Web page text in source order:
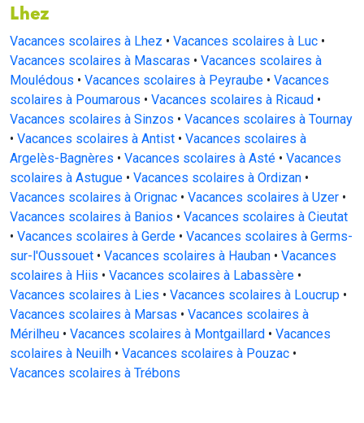
Lhez
Vacances scolaires à Lhez • Vacances scolaires à Luc •
Vacances scolaires à Mascaras • Vacances scolaires à
Moulédous • Vacances scolaires à Peyraube • Vacances
scolaires à Poumarous • Vacances scolaires à Ricaud •
Vacances scolaires à Sinzos • Vacances scolaires à Tournay
• Vacances scolaires à Antist • Vacances scolaires à
Argelès-Bagnères • Vacances scolaires à Asté • Vacances
scolaires à Astugue • Vacances scolaires à Ordizan •
Vacances scolaires à Orignac • Vacances scolaires à Uzer •
Vacances scolaires à Banios • Vacances scolaires à Cieutat
• Vacances scolaires à Gerde • Vacances scolaires à Germs-
sur-l'Oussouet • Vacances scolaires à Hauban • Vacances
scolaires à Hiis • Vacances scolaires à Labassère •
Vacances scolaires à Lies • Vacances scolaires à Loucrup •
Vacances scolaires à Marsas • Vacances scolaires à
Mérilheu • Vacances scolaires à Montgaillard • Vacances
scolaires à Neuilh • Vacances scolaires à Pouzac •
Vacances scolaires à Trébons